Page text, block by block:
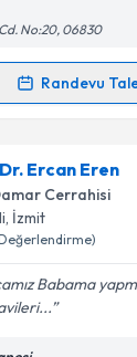
Cd. No:20, 06830
Randevu
Talebi
Tuncay Eren
Size bu
hazırlandığında
Ercan Eren
Cerrahisi
, İzmit
Babama